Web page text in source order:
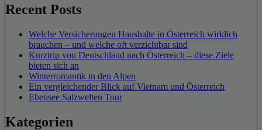
Recent Posts
Welche Versicherungen Haushalte in Österreich wirklich
brauchen – und welche oft verzichtbar sind
Kurztrip von Deutschland nach Österreich – diese Ziele
bieten sich an
Winterromantik in den Alpen
Ein vergleichender Blick auf Vietnam und Österreich
Ebensee Salzwelten Tour
Kategorien